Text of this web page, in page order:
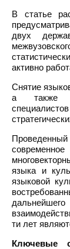
В статье
двух
активно
Снятие
а также
языка и
языковой
ти лет
Ключевые